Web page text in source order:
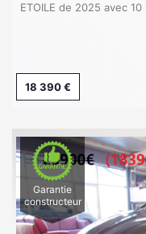
ETOILE de 2025 avec
18 390 €
Garantie
constructeur